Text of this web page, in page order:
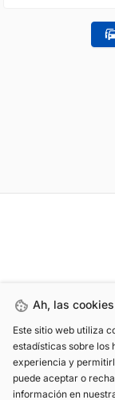
Ah, las
Este sitio web utiliza
estadísticas sobre los
experiencia y
puede aceptar o
información en